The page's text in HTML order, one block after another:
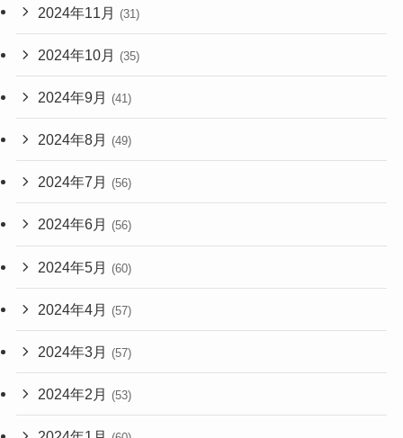
2024年11月 (31)
2024年10月 (35)
2024年9月 (41)
2024年8月 (49)
2024年7月 (56)
2024年6月 (56)
2024年5月 (60)
2024年4月 (57)
2024年3月 (57)
2024年2月 (53)